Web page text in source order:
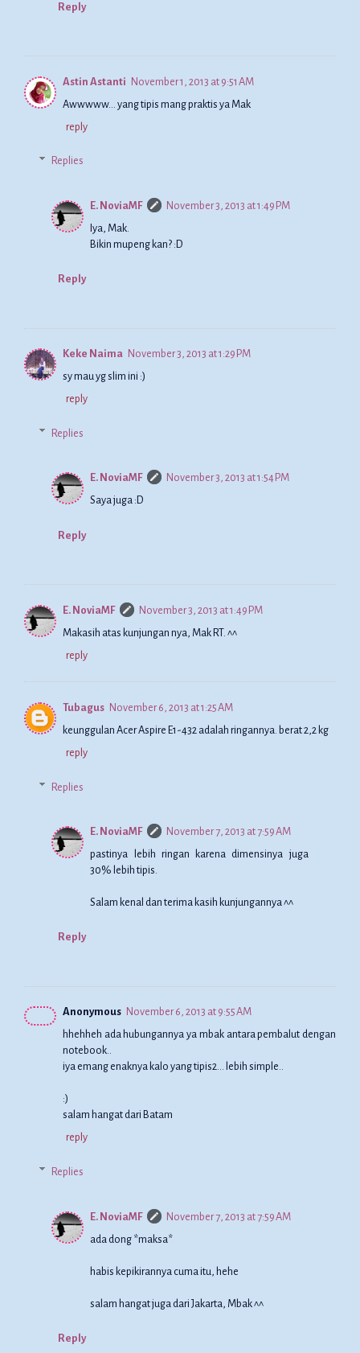
Reply
Astin Astanti November 1, 2013 at 9:51 AM
Awwwww... yang tipis mang praktis ya Mak
reply
Replies
E. NoviaMF
November 3, 2013 at 1:49 PM
Iya, Mak.
Bikin mupeng kan? :D
Reply
Keke Naima November 3, 2013 at 1:29 PM
sy mau yg slim ini :)
reply
Replies
E. NoviaMF
November 3, 2013 at 1:54 PM
Saya juga :D
Reply
E. NoviaMF
November 3, 2013 at 1:49 PM
Makasih atas kunjungan nya, Mak RT. ^^
reply
Tubagus November 6, 2013 at 1:25 AM
keunggulan Acer Aspire E1-432 adalah ringannya. berat 2,2 kg
reply
Replies
E. NoviaMF
November 7, 2013 at 7:59 AM
pastinya lebih ringan karena dimensinya juga
30% lebih tipis.
Salam kenal dan terima kasih kunjungannya ^^
Reply
Anonymous November 6, 2013 at 9:55 AM
hhehheh ada hubungannya ya mbak antara pembalut dengan
notebook..
iya emang enaknya kalo yang tipis2... lebih simple..
:)
salam hangat dari Batam
reply
Replies
E. NoviaMF
November 7, 2013 at 7:59 AM
ada dong *maksa*
habis kepikirannya cuma itu, hehe
salam hangat juga dari Jakarta, Mbak ^^
Reply